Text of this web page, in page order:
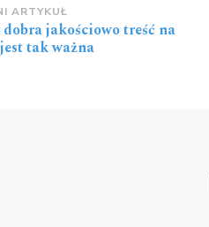
ARTYKUŁ
jakościowo treść na
tak ważna